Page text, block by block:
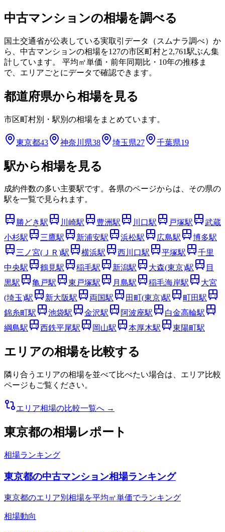
中古マンションの相場を調べる
国土交通省が公表している実取引データ（スムナラ調べ）か
ら、中古マンションの相場を127の市区町村と 2,761駅ぶん集
計しています。 平均㎡単価・前年同期比・10年の推移ま
で、エリアごとにデータで確認できます。
都道府県から相場を見る
市区町村別・駅別の相場をまとめています。
東京都43 神奈川県38 埼玉県27 千葉県19
駅から相場を見る
成約件数の多い主要駅です。各県のページからは、その県の
駅を一覧で見られます。
勝どき駅 川崎駅 豊洲駅 川口駅 戸塚駅
武蔵
小杉駅 三鷹駅 新浦安駅 浜松駅 広島駅 博多駅
三ノ宮(ＪＲ)駅 横浜駅 西川口駅 平塚駅
千里
中央駅 鶴見駅 稲毛駅 新潟駅 大森(東京)駅
目
黒駅 亀戸駅 東戸塚駅 月島駅 稲毛海岸駅
大宮
(埼玉)駅 新大阪駅 両国駅 田町(東京)駅 町田駅
錦糸町駅 池袋駅 金沢駅 阿波座駅 白金高輪駅
綱島駅 西鉄平尾駅 岡山駅 本厚木駅 東陽町駅
エリアの相場を比較する
隣り合うエリアの相場を並べて比べたい場合は、エリア比較
ページもご覧ください。
エリア相場の比較一覧へ →
東京都の相場レポート
相場ランキング
東京都の中古マンション相場ランキング
東京都のエリア別相場を平均㎡単価でランキング
相場動向